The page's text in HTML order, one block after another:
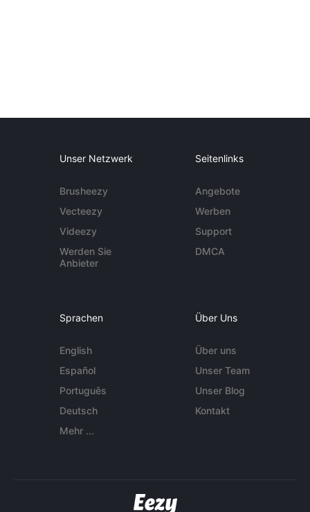
Unser Netzwerk
Brusheezy
Vecteezy
Videezy
Werden Sie
Anbieter
Seitenlinks
Angebote
Werben
Support
DMCA
Sprachen
English
Español
Português
Deutsch
Mehr ...
Über Uns
Über uns
Unser Team
Unser Blog
Kontakt